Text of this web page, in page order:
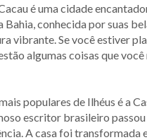
é uma cidade
Bahia, conhecida por suas
vibrante. Se você estiver
algumas coisas que
populares de Ilhéus é a
escritor brasileiro passou
A casa foi transformada